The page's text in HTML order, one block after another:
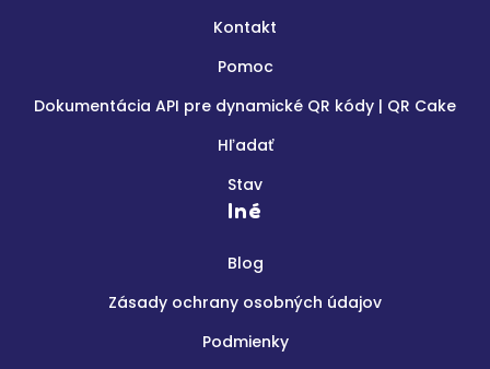
Kontakt
Pomoc
Dokumentácia API pre dynamické QR kódy | QR Cake
Hľadať
Stav
Iné
Blog
Zásady ochrany osobných údajov
Podmienky